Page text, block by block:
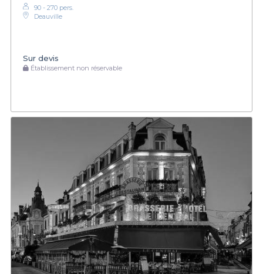
90 - 270 pers.
Deauville
Sur devis
Établissement non réservable